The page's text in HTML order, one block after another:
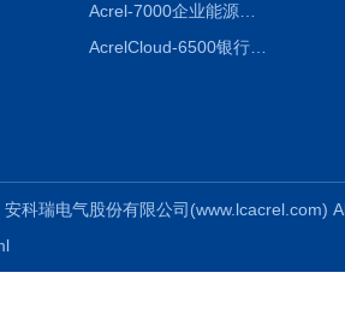
Acrel-7000企业能源管控平台
AcrelCloud-6500银行业安全用电能耗云平台
安科瑞电气股份有限公司